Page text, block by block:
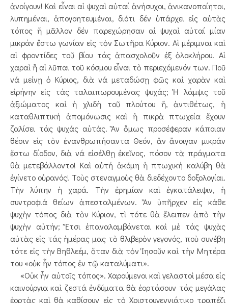
ἀνοίγουν! Καὶ εἶναι αἱ ψυχαὶ αὐταί ἀνήσυχοι, ἀνικανοποίητοι,
λυπημέναι, ἀπογοητευμέναι, διότι δέν ὑπάρχει εἰς αὐτὰς
τόπος ἤ μᾶλλον δέν παρεχώρησαν αἱ ψυχαὶ αὐταί μίαν
μικράν ἔστω γωνίαν εἰς τὸν Σωτῆρα Κύριον. Αἱ μέριμναι καὶ
αἱ φροντίδες τοῦ βίου τάς ἀπασχολοῦν ἐξ ὁλοκλήρου. Αἱ
χαραὶ ἤ αἱ λῦπαι τοῦ κόσμου εἶναι τὸ περιεχόμενόν των. Ποῦ
νά μείνῃ ὁ Κύριος, διὰ νά μεταδώσῃ φῶς καὶ χαρὰν καὶ
εἰρήνην εἰς τάς ταλαιπωρουμένας ψυχάς; Ἡ λάμψις τοῦ
ἀξιώματος καὶ ἡ χλιδὴ τοῦ πλούτου ἤ, ἀντιθέτως, ἡ
καταθλιπτική ἀπομόνωσις καὶ ἡ πικρὰ πτωχεία ἔχουν
ζαλίσει τάς ψυχάς αὐτάς. Ἂν ὅμως προσέφεραν κάποιαν
θέσιν εἰς τὸν ἐνανθρωπήσαντα Θεόν, ἂν ἄνοιγαν μικράν
ἔστω δίοδον, διὰ νά εἰσέλθῃ ἐκεῖνος, πόσον τὰ πράγματα
θὰ μετεβάλλοντο! Καὶ αὐτή ἀκόμη ἡ πτωχική καλύβη θὰ
ἐγίνετο οὐρανός! Τοὺς στεναγμοὺς θὰ διεδέχοντο δοξολογίαι.
Τὴν λύπην ἡ χαρά. Τὴν ἐρημίαν καὶ ἐγκατάλειψιν, ἡ
συντροφιά θείων ἀπεσταλμένων. Ἂν ὑπῆρχεν εἰς κάθε
ψυχὴν τόπος διὰ τὸν Κύριον, τὶ τότε θὰ ἔλειπεν ἀπὸ τὴν
ψυχὴν αὐτήν; Ἔτσι ἐπαναλαμβάνεται καὶ μὲ τάς ψυχὰς
αὐτὰς εἰς τάς ἡμέρας μας τὸ θλιβερὸν γεγονός, ποὺ συνέβη
τότε εἰς τὴν Βηθλεέμ, ὅταν διὰ τὸν Ἰησοῦν καὶ τὴν Μητέρα
του «οὐκ ἦν τόπος ἐν τῷ καταλύματι».
«Οὐκ ἦν αὐτοῖς τόπος». Χαρούμενοι καὶ γελαστοὶ μέσα εἰς
καινούργια καὶ ζεστά ἐνδύματα θὰ ἑορτάσουν τάς μεγάλας
ἑορτὰς καὶ θὰ καθίσουν εἰς τὸ Χριστουγεννιάτικο τραπέζι